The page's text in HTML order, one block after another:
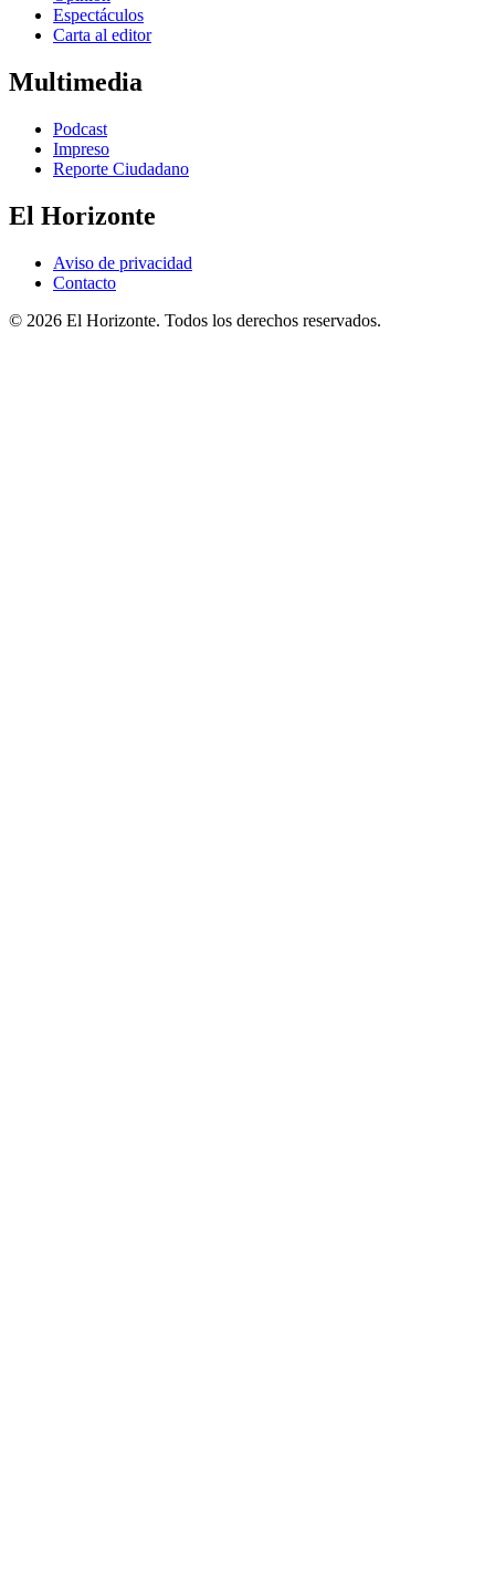
Espectáculos
Carta al editor
Multimedia
Podcast
Impreso
Reporte Ciudadano
El Horizonte
Aviso de privacidad
Contacto
© 2026 El Horizonte. Todos los derechos reservados.